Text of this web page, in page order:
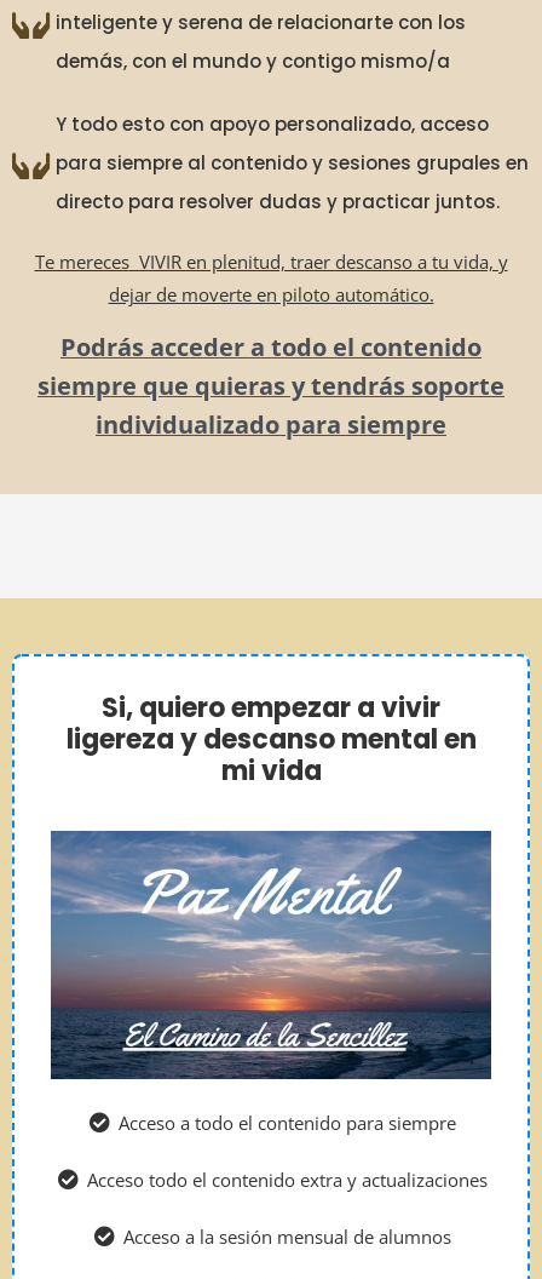
inteligente y serena de relacionarte con los
demás, con el mundo y contigo mismo/a
Y todo esto con apoyo personalizado, acceso
para siempre al contenido y sesiones grupales en
directo para resolver dudas y practicar juntos.
Te merecesVIVIR en plenitud, traer descanso a tu vida, y
dejar de moverte en piloto automático.
Podrás acceder a todo el contenido
siempre que quieras y tendrás soporte
individualizado para siempre
Si, quiero empezar a vivir
ligereza y descanso mental en
mi vida
Acceso a todo el contenido para siempre
Acceso todo el contenido extra y actualizaciones
Acceso a la sesión mensual de alumnos